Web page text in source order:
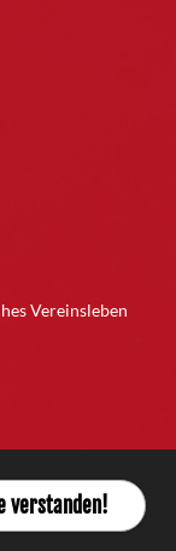
Vereinsleben
|Kontakt
verstanden!